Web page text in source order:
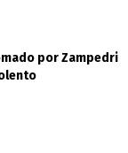
por Zampedri